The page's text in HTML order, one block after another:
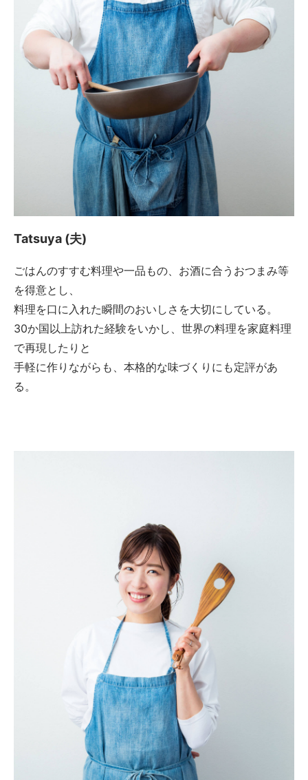
Tatsuya (夫)
ごはんのすすむ料理や一品もの、お酒に合うおつまみ等
を得意とし、
料理を口に入れた瞬間のおいしさを大切にしている。
30か国以上訪れた経験をいかし、世界の料理を家庭料理
で再現したりと
手軽に作りながらも、本格的な味づくりにも定評があ
る。